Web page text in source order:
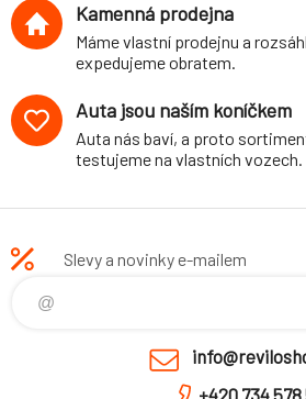
Kamenná prodejna
Máme vlastní prodejnu a
expedujeme obratem.
Auta jsou naším koníčkem
Auta nás baví, a proto
testujeme na vlastních vozech.
Slevy a novinky e-mailem